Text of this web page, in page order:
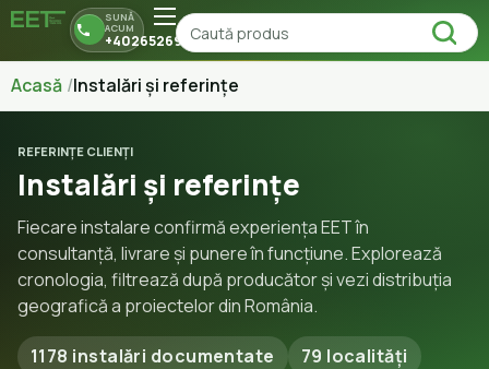
SUNĂ
ACUM
+40265269150
Acasă Instalări și referințe
REFERINȚE CLIENȚI
Instalări și referințe
Fiecare instalare confirmă experiența EET în
consultanță, livrare și punere în funcțiune. Explorează
cronologia, filtrează după producător și vezi distribuția
geografică a proiectelor din România.
1178 instalări documentate
79 localități